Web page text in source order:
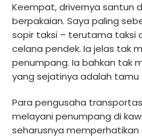
Keempat, drivernya santun
berpakaian. Saya paling
sopir taksi – terutama taksi
celana pendek. Ia jelas tak
penumpang. Ia bahkan tak
yang sejatinya adalah
Para pengusaha
melayani penumpang di
seharusnya